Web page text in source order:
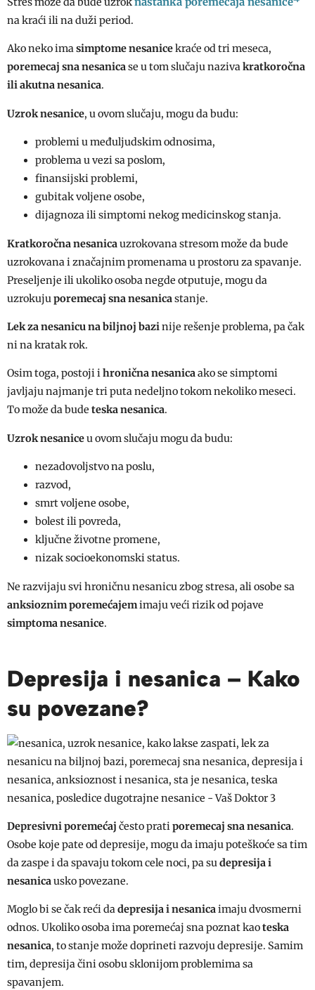
na kraći ili na duži period.
Ako neko imasimptome nesanicekraće od tri meseca,
poremecaj sna nesanicase u tom slučaju nazivakratkoročna
ili akutna nesanica.
Uzrok nesanice, u ovom slučaju, mogu da budu:
problemi u međuljudskim odnosima,
problema u vezi sa poslom,
finansijski problemi,
gubitak voljene osobe,
dijagnoza ili simptomi nekog medicinskog stanja.
Kratkoročna nesanicauzrokovana stresom može da bude
uzrokovana i značajnim promenama u prostoru za spavanje.
Preseljenje ili ukoliko osoba negde otputuje, mogu da
uzrokujuporemecaj sna nesanicastanje.
Lek za nesanicu na biljnoj bazinije rešenje problema, pa čak
ni na kratak rok.
Osim toga, postoji ihronična nesanicaako se simptomi
javljaju najmanje tri puta nedeljno tokom nekoliko meseci.
To može da bude teska nesanica.
Uzrok nesaniceu ovom slučaju mogu da budu:
nezadovoljstvo na poslu,
razvod,
smrt voljene osobe,
bolest ili povreda,
ključne životne promene,
nizak socioekonomski status.
Ne razvijaju svi hroničnu nesanicu zbog stresa, ali osobe sa
anksioznim poremećajemimaju veći rizik od pojave
simptoma nesanice.
Depresija i nesanica – Kako
su povezane?
Depresivni poremećaj često pratiporemecaj sna nesanica.
Osobe koje pate od depresije, mogu da imaju poteškoće sa tim
da zaspe i da spavaju tokom cele noci, pa sudepresija i
nesanicausko povezane.
Moglo bi se čak reći dadepresija i nesanicaimaju dvosmerni
odnos. Ukoliko osoba ima poremećaj sna poznat kaoteska
nesanica, to stanje može doprineti razvoju depresije. Samim
tim, depresija čini osobu sklonijom problemima sa
spavanjem.